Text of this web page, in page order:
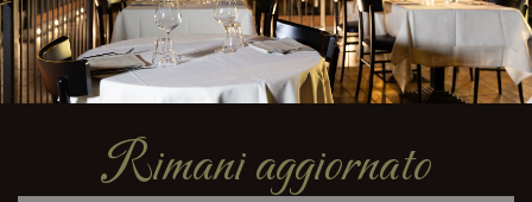
Rimani aggiornato